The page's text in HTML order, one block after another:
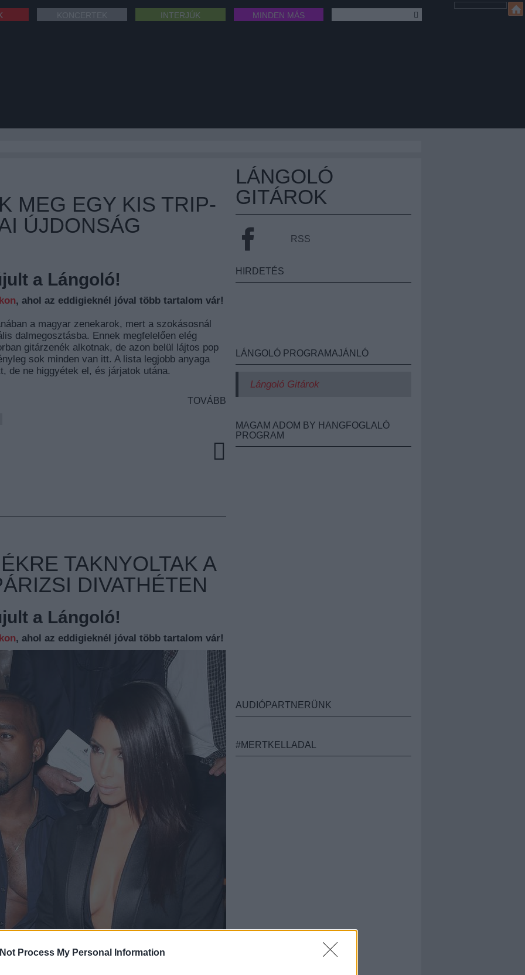
Process My Personal Information
INTERJÚK MINDEN MÁS
MEG EGY KIS TRIP-
ÚJDONSÁG
a Lángoló!
, ahol az eddigieknél jóval több tartalom vár!
a magyar zenekarok, mert a szokásosnál
dalmegosztásba. Ennek megfelelően elég
gitárzenék alkotnak, de azon belül lájtos pop
sok minden van itt. A lista legjobb anyaga
de ne higgyétek el, és járjatok utána.
TOVÁBB
TAKNYOLTAK A
DIVATHÉTEN
a Lángoló!
, ahol az eddigieknél jóval több tartalom vár!
LÁNGOLÓ
GITÁROK
RSS
HIRDETÉS
LÁNGOLÓ PROGRAMAJÁNLÓ
Lángoló Gitárok
MAGAM ADOM BY HANGFOGLALÓ
PROGRAM
AUDIÓPARTNERÜNK
#MERTKELLADAL